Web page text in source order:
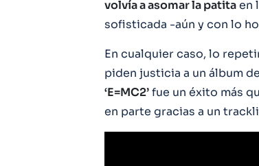
volvía a asomar la patitaen
sofisticada -aún y con lo
En cualquier caso, lo
piden justicia a un álbum
‘E=MC2’fue un éxito más
en parte gracias a un